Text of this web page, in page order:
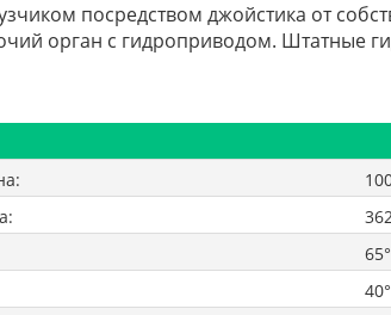
посредством джойстика от
орган с гидроприводом. Штатные
65°
40°